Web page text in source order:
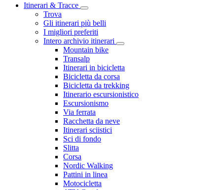
Itinerari & Tracce
Trova
Gli itinerari più belli
I migliori preferiti
Intero archivio itinerari
Mountain bike
Transalp
Itinerari in bicicletta
Bicicletta da corsa
Bicicletta da trekking
Itinerario escursionistico
Escursionismo
Via ferrata
Racchetta da neve
Itinerari sciistici
Sci di fondo
Slitta
Corsa
Nordic Walking
Pattini in linea
Motocicletta